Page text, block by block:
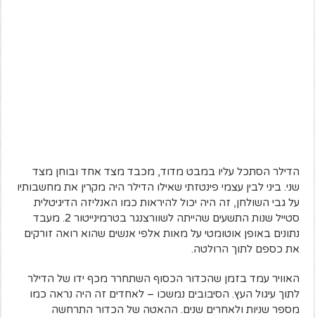
הדילר הסתכל עליו במבט מדוד, מכבד מצד אחד ובוחן מצד
שני. ביני לבין עצמי פינטזתי שאילו הדילר היה מקרין את מחשבותיו
על גבי השולחן, זה היה יכול להיראות כמו האנליזה הדיגיטלית
סטייל שנות התשעים שהייתה לשוורצנגר בטרמינייטור 2. מעבד
נתונים באופן אוטומטי על מאות אלפי אנשים שהוא רואה זורקים
את כספם לתוך הרולטה.
האוויר עמד בזמן שהכדור הכסוף השתחרר מכף ידו של הדילר
לתוך עיגול העץ. הסיבובים נמשכו – לאחדים זה היה נראה כמו
מספר שניות ולאחרים שנים. ההאטה של הכדור התרחשה